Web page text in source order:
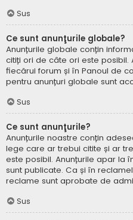
Sus
Ce sunt anunţurile globale?
Anunțurile globale conțin
citiți ori de câte ori este
fiecărui forum și în Panoul de
pentru anunțuri globale sunt
Sus
Ce sunt anunţurile?
Anunțurile noastre conțin
lege care ar trebui citite și ar
este posibil. Anunțurile apar la
sunt publicate. Ca și în
reclame sunt aprobate de
Sus